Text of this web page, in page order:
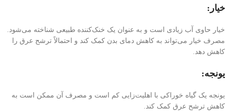
خیار:
خیار حاوی آب زیادی است و به عنوان یک خنک‌کننده طبیعی شناخته می‌شود.
مصرف خیار می‌تواند به کاهش دمای بدن کمک کند و احتمالاً ترشح عرق را
کاهش دهد.
یونجه:
یونجه یک گیاه خوراکی با اهلیت‌زایی کم است و مصرف آن ممکن است به
کاهش ترشح عرق کمک کند.